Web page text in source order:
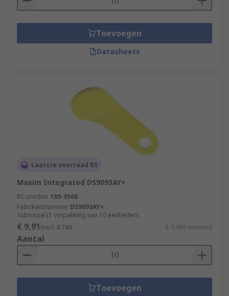
Toevoegen
Datasheets
Laatste voorraad RS
Maxim Integrated DS9093AY+
RS-stocknr. 189-9568
Fabrikantnummer DS9093AY+
Subtotaal (1 verpakking van 10 eenheden)
€ 9,91(excl. BTW) € 0,991/eenheid
Aantal
Toevoegen